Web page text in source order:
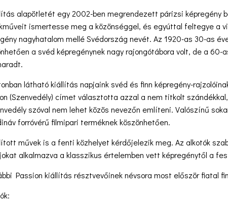
alapötletét egy 2002-ben megrendezett párizsi képregény
ismertesse meg a közönséggel, és egyúttal feltegye a
nagyhatalom mellé Svédország nevét. Az 1920-as 30-as
a svéd képregénynek nagy rajongótábora volt, de a
látható kiállítás napjaink svéd és finn képregény-
(Szenvedély) címet választotta azzal a nem titkolt
szóval nem lehet közös nevezőn említeni. Valószínű
forróvérű filmipari terméknek köszönhetően.
művek is a fenti közhelyet kérdőjelezik meg. Az alkotók
alkalmazva a klasszikus értelemben vett képregénytől a
Passion kiállítás résztvevőinek névsora most először fiatal